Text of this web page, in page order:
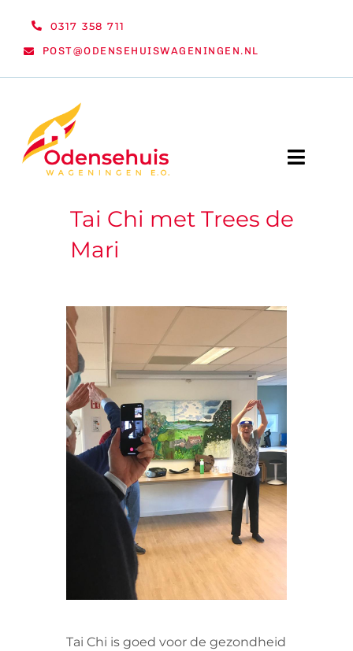
0317 358 711
POST@ODENSEHUISWAGENINGEN.NL
Toggle
WELKOM
ORGANISATIE
VRIJWILLIGERS & STAGIAIRES
CONTACT
Tai Chi met Trees de
Mari
Tai Chi is goed voor de gezondheid